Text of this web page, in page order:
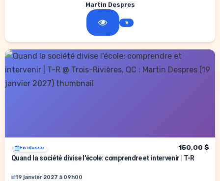
Martin Despres
En classe
150,00 $
Quand la société divise l'école: comprendre et intervenir | T-R
19 janvier 2027 à 09h00